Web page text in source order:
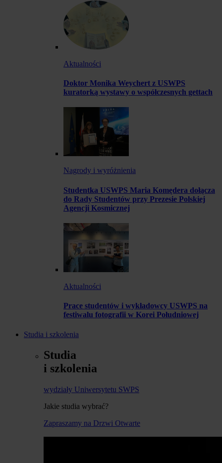
Aktualności
Doktor Monika Weychert z USWPS
kuratorką wystawy o współczesnych gettach
Nagrody i wyróżnienia
Studentka USWPS Maria Komędera dołącza
do Rady Studentów przy Prezesie Polskiej
Agencji Kosmicznej
Aktualności
Prace studentów i wykładowcy USWPS na
festiwalu fotografii w Korei Południowej
Studia i szkolenia
Studia
i szkolenia
wydziały Uniwersytetu SWPS
Jakie studia wybrać?
Zapraszamy na Drzwi Otwarte